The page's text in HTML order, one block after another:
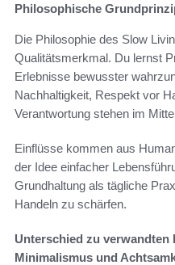
Philosophische
Die Philosophie des Slow
Qualitätsmerkmal. Du lernst
Erlebnisse bewusster
Nachhaltigkeit, Respekt vor
Verantwortung stehen im
Einflüsse kommen aus
der Idee einfacher
Grundhaltung als tägliche
Handeln zu schärfen.
Unterschied zu verwandten
Minimalismus und